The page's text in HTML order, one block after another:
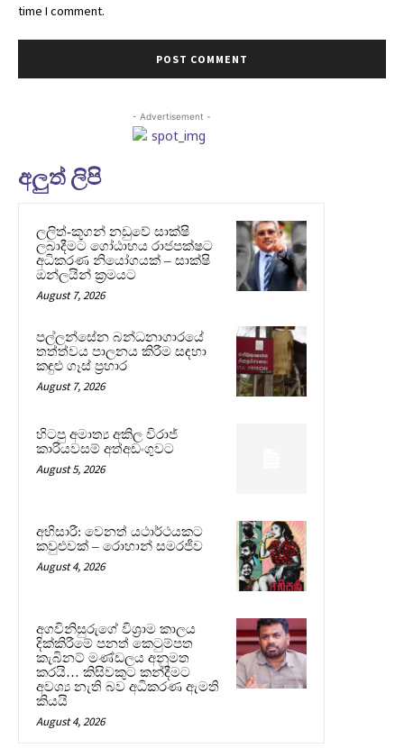
time I comment.
- Advertisement -
අලුත් ලිපි
ලලිත්-කූගන් නඩුවේ සාක්ෂි
ලබාදීමට ගෝඨාභය රාජපක්ෂට
අධිකරණ නියෝගයක් – සාක්ෂි
ඔන්ලයින් ක්‍රමයට
August 7, 2026
පල්ලන්සේන බන්ධනාගාරයේ
තත්ත්වය පාලනය කිරීම සඳහා
කඳුළු ගෑස් ප්‍රහාර
August 7, 2026
හිටපු අමාත්‍ය අකිල විරාජ්
කාරියවසම් අත්අඩංගුවට
August 5, 2026
අභිසාරී: වෙනත් යථාර්ථයකට
කවුළුවක් – රොහාන් සමරජීව
August 4, 2026
අගවිනිසුරුගේ විශ්‍රාම කාලය
දික්කිරීමේ පනත් කෙටුම්පත
කැබිනට් මණ්ඩලය අනුමත
කරයි… කිසිවකුට කන්දීමට
අවශ්‍ය නැති බව අධිකරණ ඇමති
කියයි
August 4, 2026